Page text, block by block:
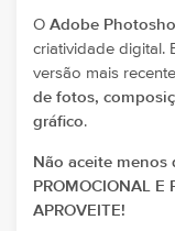
O Adobe
criatividade digital.
versão mais
de fotos,
gráfico.
Não aceite menos
PROMOCIONAL E
APROVEITE!